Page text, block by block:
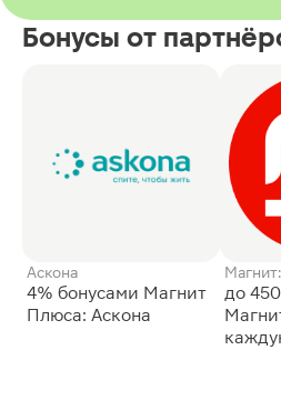
Бонусы от
Аскона
4% бонусами Магнит
Плюса: Аскона
Магнит:
до